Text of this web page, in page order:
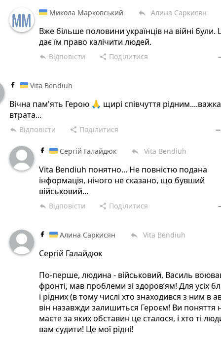
Микола Марковський reply Алина Саркисян
Вже більше половини українців на війні були.
дає їм право калічити людей.
reply Відповісти share Поділитися
Vita Bendiuh
Вічна пам'ять Герою 🙏 щирі співчуття рідним....важка
втрата...
reply Відповісти share Поділитися remove
Сергій Галайдюк reply Vita Bendiuh
Vita Bendiuh понятно... Не повністю подана
інформація, нічого не сказано, що бувший
військовий...
reply Відповісти share Поділитися
Алина Саркисян reply Vita Bendiuh
Сергій Галайдюк
По-перше, людина - військовий, Василь
фронті, мав проблеми зі здоровʼям! Для усіх
і рідних (в тому числі хто знаходився з ним в
він назавжди залишиться Героєм! Ви поняття
маєте за яких обставин це сталося, і хто ті
вам судити! Це мої рідні!